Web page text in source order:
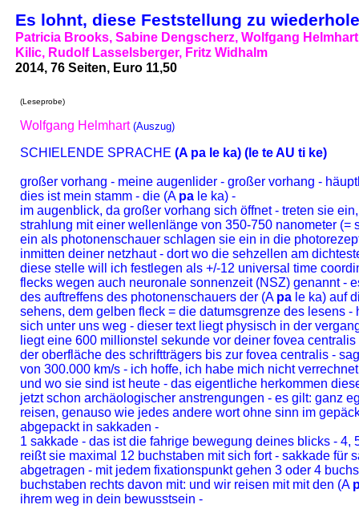
Es lohnt, diese Feststellung zu
Patricia Brooks, Sabine Dengscherz, Wolfgang
Kilic, Rudolf Lasselsberger, Fritz Widhalm
2014, 76 Seiten, Euro 11,50
(Leseprobe)
Wolfgang Helmhart (Auszug)
SCHIELENDE SPRACHE (A pa le ka) (le te AU ti ke)
großer vorhang - meine augenlider - großer vorhang -
dies ist mein stamm - die (A pa le ka) -
im augenblick, da großer vorhang sich öffnet - treten sie
strahlung mit einer wellenlänge von 350-750 nanometer (=
ein als photonenschauer schlagen sie ein in die
inmitten deiner netzhaut - dort wo die sehzellen am
diese stelle will ich festlegen als +/-12 universal time
flecks wegen auch neuronale sonnenzeit (NSZ) genannt -
des auftreffens des photonenschauers der (A pa le ka) auf
sehens, dem gelben fleck = die datumsgrenze des lesens
sich unter uns weg - dieser text liegt physisch in der
liegt eine 600 millionstel sekunde vor deiner fovea
der oberfläche des schriftträgers bis zur fovea centralis -
von 300.000 km/s - ich hoffe, ich habe mich nicht
und wo sie sind ist heute - das eigentliche herkommen
jetzt schon archäologischer anstrengungen - es gilt: ganz
reisen, genauso wie jedes andere wort ohne sinn im
abgepackt in sakkaden -
1 sakkade - das ist die fahrige bewegung deines blicks - 4,
reißt sie maximal 12 buchstaben mit sich fort - sakkade für
abgetragen - mit jedem fixationspunkt gehen 3 oder 4
buchstaben rechts davon mit: und wir reisen mit mit den (A
ihrem weg in dein bewusstsein -